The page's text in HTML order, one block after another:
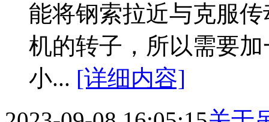
能将钢索拉近与克服
机的转子，所以需要
小... [详细内容]